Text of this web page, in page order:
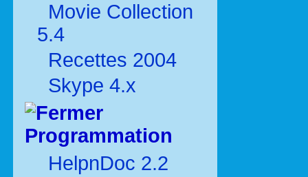
Movie Collection
5.4
Recettes 2004
Skype 4.x
Programmation
HelpnDoc 2.2